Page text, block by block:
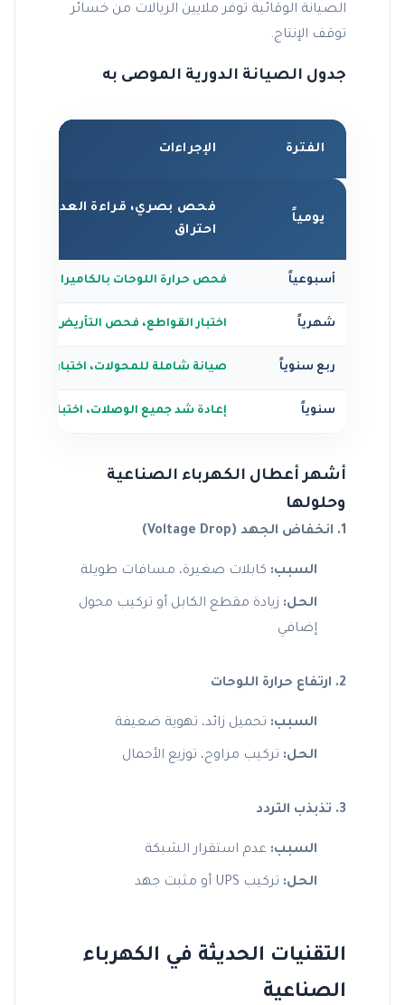
الصيانة الوقائية توفر ملايين الريالات من خسائر
توقف الإنتاج.
جدول الصيانة الدورية الموصى به
الفترة الإجراءات
يومياً
فحص بصري، قراءة العدادات،
احتراق
أسبوعياً فحص حرارة اللوحات بالكاميرا الحرارية،
شهرياً اختبار القواطع، فحص التأريض، تنظيف
ربع سنوياً صيانة شاملة للمحولات، اختبار العوازل
سنوياً إعادة شد جميع الوصلات، اختبار الحمل
أشهر أعطال الكهرباء الصناعية
وحلولها
1. انخفاض الجهد (Voltage Drop)
السبب: كابلات صغيرة، مسافات طويلة
الحل: زيادة مقطع الكابل أو تركيب محول
إضافي
2. ارتفاع حرارة اللوحات
السبب: تحميل زائد، تهوية ضعيفة
الحل: تركيب مراوح، توزيع الأحمال
3. تذبذب التردد
السبب: عدم استقرار الشبكة
الحل: تركيب UPS أو مثبت جهد
التقنيات الحديثة في الكهرباء
الصناعية